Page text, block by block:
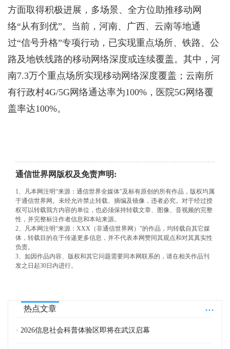
方面取得积极进展，多场景、全方位助推移动网
络“从有到优”。当前，河南、广西、云南等地通
过“信号升格”专项行动，已实现重点场所、铁路、公
路及地铁线路的移动网络深度或连续覆盖。其中，河
南7.3万个重点场所实现移动网络深度覆盖；云南所
有行政村4G/5G网络通达率为100%，医院5G网络覆
盖率达100%。
通信世界网版权及免责声明:
1、凡本网注明“来源：通信世界全媒体”及标有原创的所有作品，版权均属
于通信世界网。未经允许禁止转载、摘编及镜像，违者必究。对于经过授
权可以转载我方内容的单位，也必须保持转载文章、图像、音视频的完整
性，并完整标注作者信息和本站来源。
2、凡本网注明“来源：XXX（非通信世界网）”的作品，均转载自其它媒
体，转载目的在于传递更多信息，并不代表本网赞同其观点和对其真实性
负责。
3、如因作品内容、版权和其它问题需要同本网联系的，请在相关作品刊
发之日起30日内进行。
...
热点文章
· 2026信息社会科普体验区即将在武汉启幕